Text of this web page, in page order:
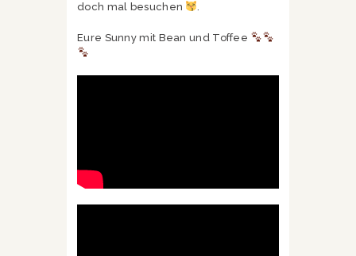
doch mal besuchen
.
Eure Sunny mit Bean und Toffee